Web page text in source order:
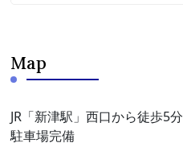
Map
JR「新津駅」西口から徒歩5分
駐車場完備